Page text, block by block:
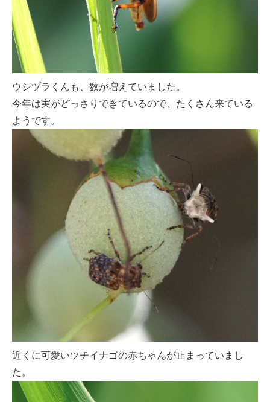
ウシヅラくんも、数が増えていました。
今年は実がどっさりできているので、たくさん来ている
ようです。
近くに可愛いツチイナゴの赤ちゃんが止まっていまし
た。